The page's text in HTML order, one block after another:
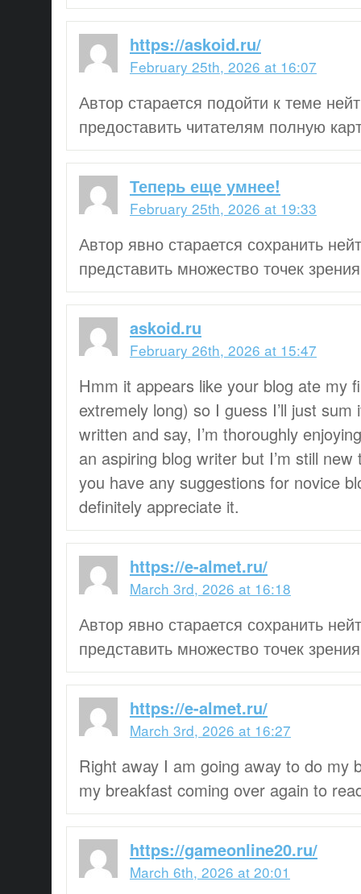
https://askoid.ru/
February 25th, 2026 at 16:07
Автор старается подойти к теме
предоставить читателям полную
Теперь еще умнее!
February 25th, 2026 at 19:33
Автор явно старается сохранить
представить множество точек
askoid.ru
February 26th, 2026 at 15:47
Hmm it appears like your blog ate my
extremely long) so I guess I’ll just
written and say, I’m thoroughly
an aspiring blog writer but I’m still
you have any suggestions for novice
definitely appreciate it.
https://e-almet.ru/
March 3rd, 2026 at 16:18
Автор явно старается сохранить
представить множество точек
https://e-almet.ru/
March 3rd, 2026 at 16:27
Right away I am going away to do my
my breakfast coming over again to
https://gameonline20.ru/
March 6th, 2026 at 20:01